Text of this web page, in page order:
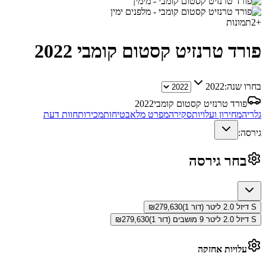
+
2תמונות
פורד טרנזיט קסטום קומבי 2022
בחרו שנה:2022
פורד טרנזיט קסטום קומבי2022
גלריהמחירון ועלויותסקירהמפרט מלאבטיחותמכירותחוות דעת
גירסה:
בחר גירסה
S דיזל 2.0 ליטר (דור 1) ₪279,630
S דיזל 2.0 ליטר 9 מושבים (דור 1)
₪279,630
עלויות אחזקה